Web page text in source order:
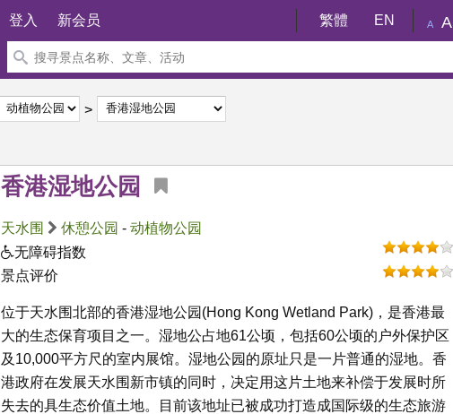
登入 新会员 繁體 EN A A
香港湿地公园
天水围 休憩公园 - 动植物公园
无障碍指数
景点评价
位于天水围北部的香港湿地公园(Hong Kong Wetland Park)，是香港最
大的生态保育项目之一。湿地公占地61公顷，包括60公顷的户外保护区
及10,000平方尺的室内展馆。湿地公园的原址只是一片普通的湿地。香
港政府在发展天水围新市镇的同时，决定用这片土地来补偿于发展时所
失去的具生态价值土地。目前该地址已被成功打造成国际级的生态旅游